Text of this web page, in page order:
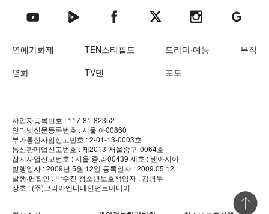
텐아시아 유튜브텐아시아 네이버TV텐아시아 페이스북텐아시아 엑스텐아시아 인스타그램
텐아시아
연예가화제 TEN스타필드 드라마·예능
뮤직
영화
TV텐 포토
사업자등록번호 : 117-81-82352
인터넷신문등록번호 : 서울 아00860
부가통신사업신고번호 : 2-01-13-0003호
통신판매업신고번호 : 제2013-서울중구-0064호
잡지사업신고번호 : 서울 중.라00439 제호 : 텐아시아
발행일자 : 2009년 5월 12일 등록일자 : 2009.05.12
발행·편집인 : 박수진 청소년보호책임자 : 김병두
상호 : (주)코리아엔터테인먼트미디어
상단 바로